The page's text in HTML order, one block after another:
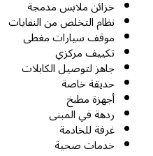
خزائن ملابس مدمجة
نظام التخلص من النفايات
موقف سيارات مغطى
تكييف مركزي
جاهز لتوصيل الكابلات
حديقة خاصة
أجهزة مطبخ
ردهة في المبنى
غرفة للخادمة
خدمات صحية